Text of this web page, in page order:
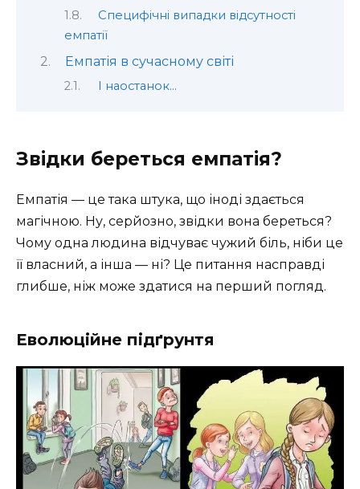
Специфічні випадки відсутності
емпатії
Емпатія в сучасному світі
І наостанок…
Звідки береться емпатія?
Емпатія — це така штука, що іноді здається
магічною. Ну, серйозно, звідки вона береться?
Чому одна людина відчуває чужий біль, ніби це
її власний, а інша — ні? Це питання насправді
глибше, ніж може здатися на перший погляд.
Еволюційне підґрунтя